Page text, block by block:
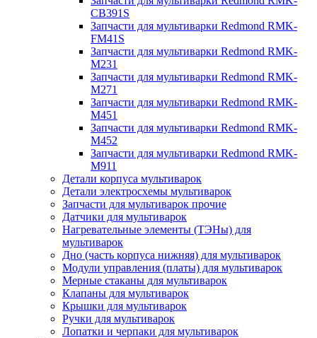
CB391S
Запчасти для мультиварки Redmond RMK-
FM41S
Запчасти для мультиварки Redmond RMK-
M231
Запчасти для мультиварки Redmond RMK-
M271
Запчасти для мультиварки Redmond RMK-
M451
Запчасти для мультиварки Redmond RMK-
M452
Запчасти для мультиварки Redmond RMK-
M911
Детали корпуса мультиварок
Детали электросхемы мультиварок
Запчасти для мультиварок прочие
Датчики для мультиварок
Нагревательные элементы (ТЭНы) для
мультиварок
Дно (часть корпуса нижняя) для мультиварок
Модули управления (платы) для мультиварок
Мерные стаканы для мультиварок
Клапаны для мультиварок
Крышки для мультиварок
Ручки для мультиварок
Лопатки и черпаки для мультиварок